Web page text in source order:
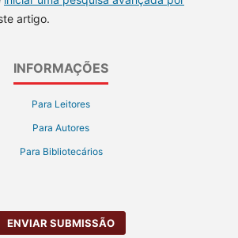
artigo.
INFORMAÇÕES
Para Leitores
Para Autores
Para Bibliotecários
ENVIAR SUBMISSÃO